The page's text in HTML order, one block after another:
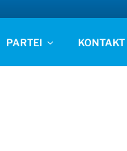
PARTEI KONTAKT